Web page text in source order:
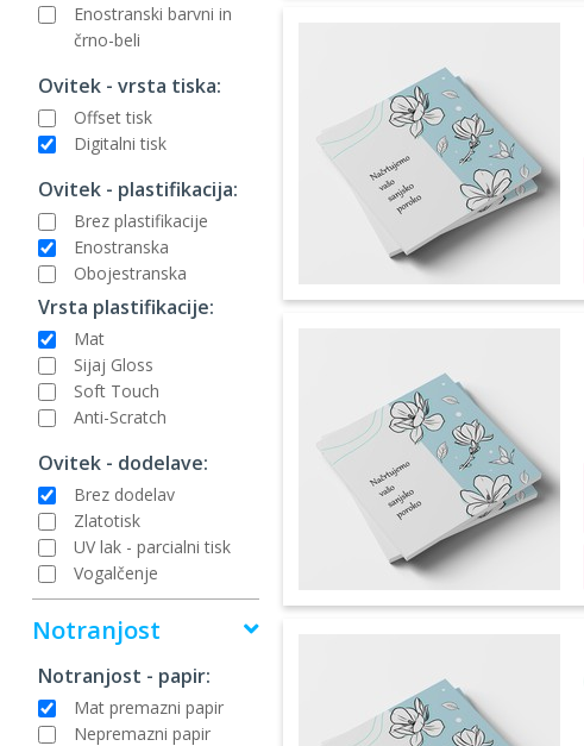
Enostranski barvni in
črno-beli
Ovitek - vrsta tiska:
Offset tisk
Digitalni tisk
Ovitek - plastifikacija:
Brez plastifikacije
Enostranska
Obojestranska
Vrsta plastifikacije:
Mat
Sijaj Gloss
Soft Touch
Anti-Scratch
Ovitek - dodelave:
Brez dodelav
Zlatotisk
UV lak - parcialni tisk
Vogalčenje
Notranjost
Notranjost - papir:
Mat premazni papir
Nepremazni papir